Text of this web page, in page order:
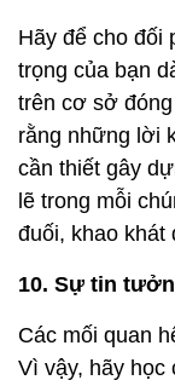
Hãy để cho đối
trọng của bạn
trên cơ sở
rằng những lời
cần thiết gây
lẽ trong mỗi
đuối, khao khát
10. Sự tin
Các mối quan
Vì vậy, hãy